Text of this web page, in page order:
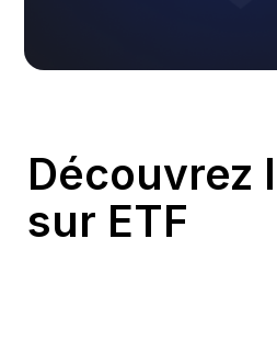
Découvrez
sur ETF